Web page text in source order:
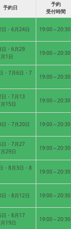
予約日
予約
受付時間
・6月24日 19:00～20:30
・6月29
1日
19:00～20:30
・7月6日・7
19:00～20:30
・7月13
15日
19:00～20:30
・7月20日 19:00～20:30
日・7月27
29日
19:00～20:30
・8月3日・8
19:00～20:30
・8月12日 19:00～20:30
日・8月17
19日
19:00～20:30